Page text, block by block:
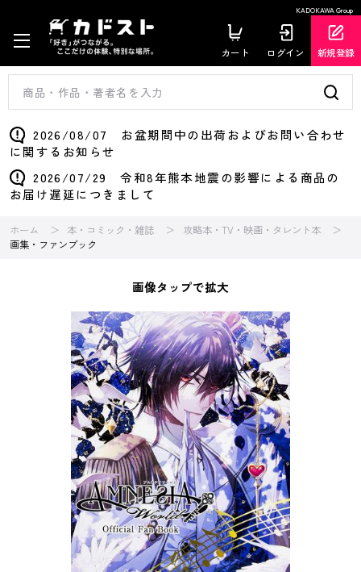
KADOKAWA Group
カート ログイン 新規登録
2026/08/07 お盆期間中の出荷およびお問い合わせ
に関するお知らせ
2026/07/29 令和8年熊本地震の影響による商品の
お届け遅延につきまして
ホーム 本・コミック・雑誌
攻略本・TV・映画・タレント本
画集・ファンブック
画像タップで拡大